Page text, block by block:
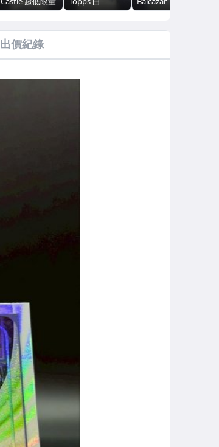
Inception 盜夢
亮/300（浩
Bowman 藍
出價紀錄